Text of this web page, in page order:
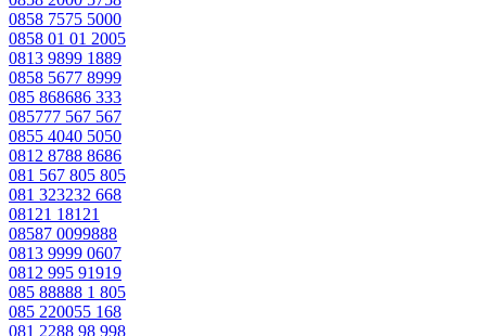
0858 7575 5000
0858 01 01 2005
0813 9899 1889
0858 5677 8999
085 868686 333
085777 567 567
0855 4040 5050
0812 8788 8686
081 567 805 805
081 323232 668
08121 18121
08587 0099888
0813 9999 0607
0812 995 91919
085 88888 1 805
085 220055 168
081 2288 98 998